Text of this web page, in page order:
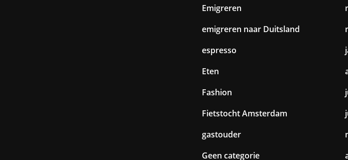
Emigreren
emigreren naar Duitsland
espresso
Eten
Fashion
Fietstocht Amsterdam
gastouder
Geen categorie